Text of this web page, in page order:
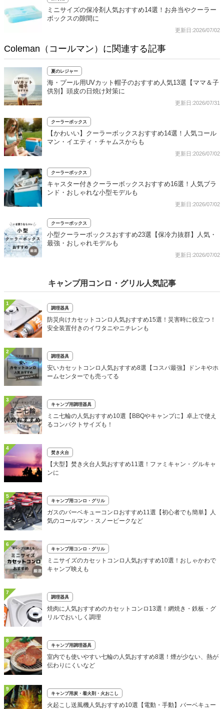
ミニサイズの保冷剤人気おすすめ14選！お弁当やクーラー
ボックスの隙間に
更新日:2026/07/02
Coleman（コールマン）に関連する記事
夏のレジャー
海・プール用UVカット帽子のおすすめ人気13選【ママ＆子
供別】頭皮の日焼け対策に
更新日:2026/07/31
クーラーボックス
【かわいい】クーラーボックスおすすめ14選！人気コール
マン・イエティ・チャムスからも
更新日:2026/07/02
クーラーボックス
キャスター付きクーラーボックスおすすめ16選！人気ブラ
ンド・おしゃれな小型モデルも
更新日:2026/07/02
クーラーボックス
小型クーラーボックスおすすめ23選【保冷力抜群】人気・
最強・おしゃれモデルも
更新日:2026/07/02
キャンプ用コンロ・グリル人気記事
1
調理器具
防災向けカセットコンロ人気おすすめ15選！災害時に役立つ！
安全装置付きのイワタニやニチレンも
2
調理器具
安いカセットコンロ人気おすすめ8選【コスパ最強】ドンキやホ
ームセンターでも売ってる
3
キャンプ用調理器具
ミニ七輪の人気おすすめ10選【BBQやキャンプに】卓上で使え
るコンパクトサイズも！
4
焚き火台
【大型】焚き火台人気おすすめ11選！ファミキャン・グルキャ
ンに
5
キャンプ用コンロ・グリル
ガスのバーベキューコンロおすすめ11選【初心者でも簡単】人
気のコールマン・スノーピークなど
6
キャンプ用コンロ・グリル
ミニサイズのカセットコンロ人気おすすめ10選！おしゃかわで
キャンプ映えも
7
調理器具
焼肉に人気おすすめのカセットコンロ13選！網焼き・鉄板・グ
リルでおいしく調理
8
キャンプ用調理器具
室内でも使いやすい七輪の人気おすすめ8選！煙が少ない、熱が
伝わりにくいなど
9
キャンプ用炭・着火剤・火おこし
火起こし送風機人気おすすめ10選【電動・手動】バーベキュー